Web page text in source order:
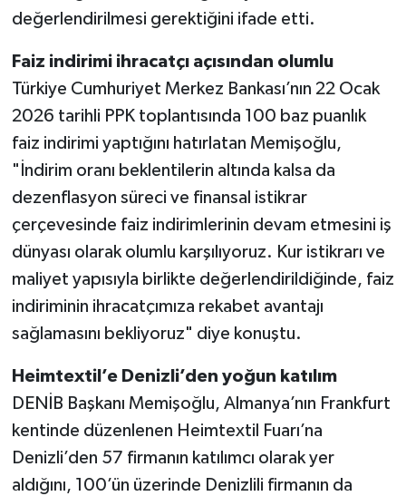
değerlendirilmesi gerektiğini ifade etti.
Faiz indirimi ihracatçı açısından olumlu
Türkiye Cumhuriyet Merkez Bankası’nın 22 Ocak
2026 tarihli PPK toplantısında 100 baz puanlık
faiz indirimi yaptığını hatırlatan Memişoğlu,
"İndirim oranı beklentilerin altında kalsa da
dezenflasyon süreci ve finansal istikrar
çerçevesinde faiz indirimlerinin devam etmesini iş
dünyası olarak olumlu karşılıyoruz. Kur istikrarı ve
maliyet yapısıyla birlikte değerlendirildiğinde, faiz
indiriminin ihracatçımıza rekabet avantajı
sağlamasını bekliyoruz" diye konuştu.
Heimtextil’e Denizli’den yoğun katılım
DENİB Başkanı Memişoğlu, Almanya’nın Frankfurt
kentinde düzenlenen Heimtextil Fuarı’na
Denizli’den 57 firmanın katılımcı olarak yer
aldığını, 100’ün üzerinde Denizlili firmanın da